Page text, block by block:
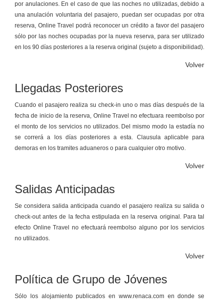
por anulaciones. En el caso de que las noches no utilizadas, debido a
una anulación voluntaria del pasajero, puedan ser ocupadas por otra
reserva, Online Travel podrá reconocer un crédito a favor del pasajero
sólo por las noches ocupadas por la nueva reserva, para ser utilizado
en los 90 días posteriores a la reserva original (sujeto a disponibilidad).
Volver
Llegadas Posteriores
Cuando el pasajero realiza su check-in uno o mas días después de la
fecha de inicio de la reserva, Online Travel no efectuara reembolso por
el monto de los servicios no utilizados. Del mismo modo la estadía no
se correrá a los días posteriores a esta. Clausula aplicable para
demoras en los tramites aduaneros o para cualquier otro motivo.
Volver
Salidas Anticipadas
Se considera salida anticipada cuando el pasajero realiza su salida o
check-out antes de la fecha estipulada en la reserva original. Para tal
efecto Online Travel no efectuará reembolso alguno por los servicios
no utilizados.
Volver
Política de Grupo de Jóvenes
Sólo los alojamiento publicados en www.renaca.com en donde se